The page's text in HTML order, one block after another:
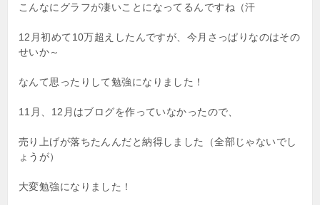
こんなにグラフが凄いことになってるんですね（汗
12月初めて10万超えしたんですが、今月さっぱりなのはその
せいか～
なんて思ったりして勉強になりました！
11月、12月はブログを作っていなかったので、
売り上げが落ちたんんだと納得しました（全部じゃないでし
ょうが）
大変勉強になりました！